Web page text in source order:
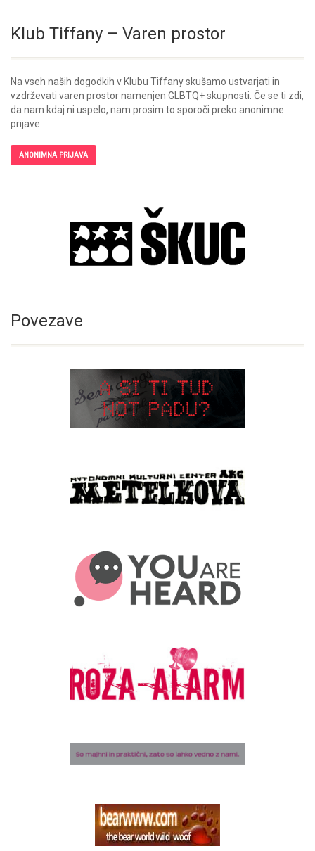
Klub Tiffany – Varen prostor
Na vseh naših dogodkih v Klubu Tiffany skušamo ustvarjati in
vzdrževati varen prostor namenjen GLBTQ+ skupnosti. Če se ti zdi,
da nam kdaj ni uspelo, nam prosim to sporoči preko anonimne
prijave.
ANONIMNA PRIJAVA
Povezave